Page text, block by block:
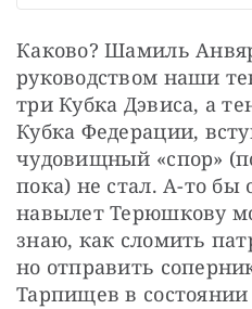
Каково? Шамиль
руководством наши
три Кубка Дэвиса, а
Кубка Федерации,
чудовищный «спор»
пока) не стал. А-то бы
навылет Терюшкову
знаю, как сломить
но отправить
Тарпищев в состоянии